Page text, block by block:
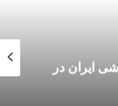
ایران در